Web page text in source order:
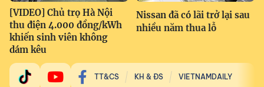
[VIDEO] Chủ trọ Hà Nội
thu điện 4.000 đồng/kWh
khiến sinh viên không
dám kêu
Nissan đã có lãi trở lại sau
nhiều năm thua lỗ
TT&CS KH & ĐS VIETNAMDAILY